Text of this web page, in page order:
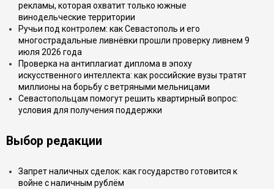
рекламы, которая охватит только южные
винодельческие территории
Ручьи под контролем: как Севастополь и его
многострадальные ливнёвки прошли проверку ливнем 9
июля 2026 года
Проверка на антиплагиат диплома в эпоху
искусственного интеллекта: как российские вузы тратят
миллионы на борьбу с ветряными мельницами
Севастопольцам помогут решить квартирный вопрос:
условия для получения поддержки
Выбор редакции
Запрет наличных сделок: как государство готовится к
войне с наличным рублём